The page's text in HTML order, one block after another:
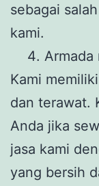
sebagai
kami.
Armada
Kami
dan terawat.
Anda jika
jasa kami
yang bersih